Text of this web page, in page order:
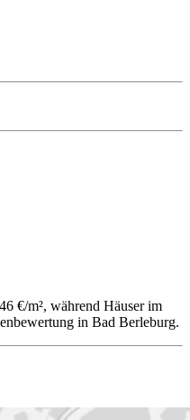
€/m², während Häuser im
in Bad Berleburg.